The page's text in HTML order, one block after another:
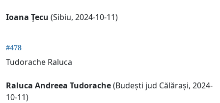
Ioana Țecu (Sibiu, 2024-10-11)
#478
Tudorache Raluca
Raluca Andreea Tudorache(Budești jud Călărași, 2024-
10-11)